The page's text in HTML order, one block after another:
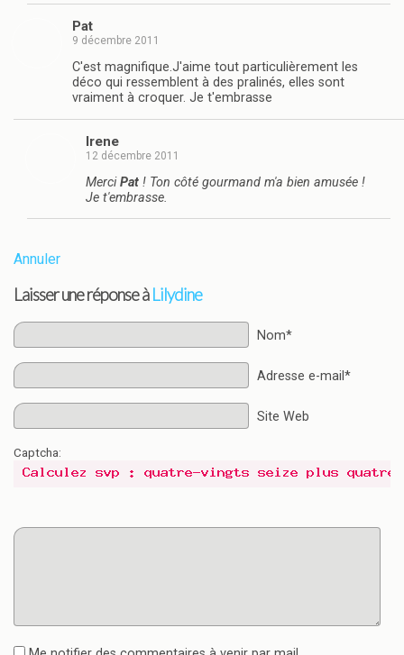
Pat
9 décembre 2011
C'est magnifique.J'aime tout particulièrement les
déco qui ressemblent à des pralinés, elles sont
vraiment à croquer. Je t'embrasse
Irene
12 décembre 2011
MerciPat ! Ton côté gourmand m'a bien amusée !
Je t'embrasse.
Annuler
Laisser une réponse àLilydine
Nom*
Adresse e-mail*
Site Web
Captcha: